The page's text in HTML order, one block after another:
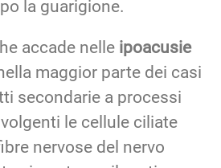
la guarigione.
accade nelle ipoacusie
maggior parte dei casi
secondarie a processi
le cellule ciliate
nervose del nervo